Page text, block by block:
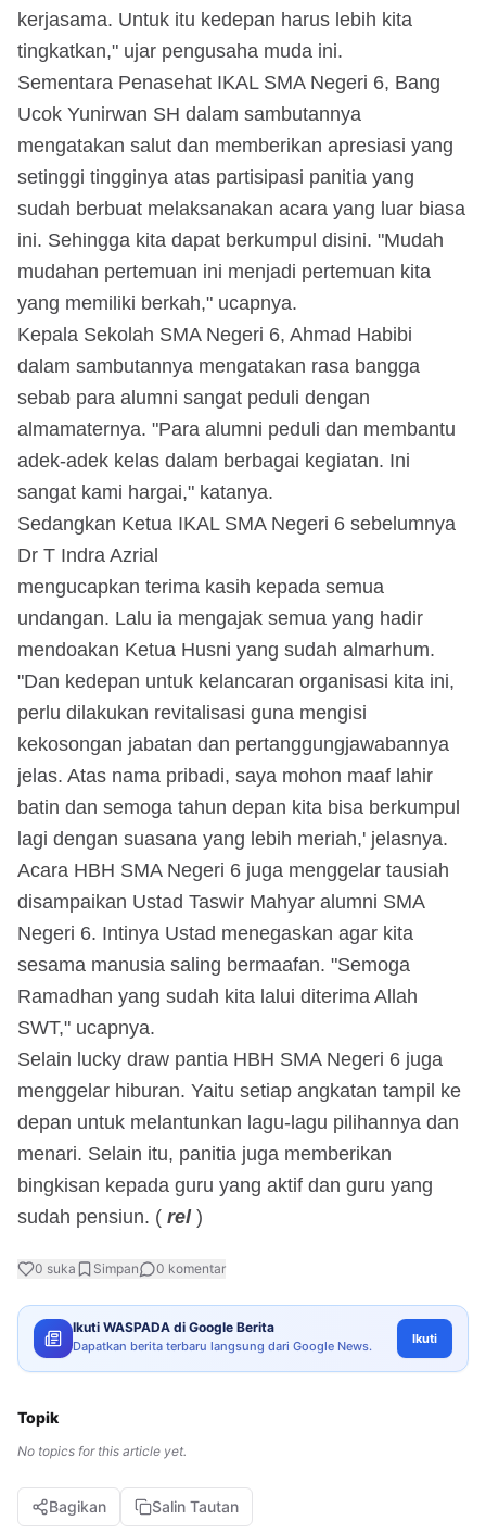
kerjasama. Untuk itu kedepan harus lebih kita
tingkatkan," ujar pengusaha muda ini.
Sementara Penasehat IKAL SMA Negeri 6, Bang
Ucok Yunirwan SH dalam sambutannya
mengatakan salut dan memberikan apresiasi yang
setinggi tingginya atas partisipasi panitia yang
sudah berbuat melaksanakan acara yang luar biasa
ini. Sehingga kita dapat berkumpul disini. "Mudah
mudahan pertemuan ini menjadi pertemuan kita
yang memiliki berkah," ucapnya.
Kepala Sekolah SMA Negeri 6, Ahmad Habibi
dalam sambutannya mengatakan rasa bangga
sebab para alumni sangat peduli dengan
almamaternya. "Para alumni peduli dan membantu
adek-adek kelas dalam berbagai kegiatan. Ini
sangat kami hargai," katanya.
Sedangkan Ketua IKAL SMA Negeri 6 sebelumnya
Dr T Indra Azrial
mengucapkan terima kasih kepada semua
undangan. Lalu ia mengajak semua yang hadir
mendoakan Ketua Husni yang sudah almarhum.
"Dan kedepan untuk kelancaran organisasi kita ini,
perlu dilakukan revitalisasi guna mengisi
kekosongan jabatan dan pertanggungjawabannya
jelas. Atas nama pribadi, saya mohon maaf lahir
batin dan semoga tahun depan kita bisa berkumpul
lagi dengan suasana yang lebih meriah,' jelasnya.
Acara HBH SMA Negeri 6 juga menggelar tausiah
disampaikan Ustad Taswir Mahyar alumni SMA
Negeri 6. Intinya Ustad menegaskan agar kita
sesama manusia saling bermaafan. "Semoga
Ramadhan yang sudah kita lalui diterima Allah
SWT," ucapnya.
Selain lucky draw pantia HBH SMA Negeri 6 juga
menggelar hiburan. Yaitu setiap angkatan tampil ke
depan untuk melantunkan lagu-lagu pilihannya dan
menari. Selain itu, panitia juga memberikan
bingkisan kepada guru yang aktif dan guru yang
sudah pensiun. ( rel)
0 suka Simpan 0 komentar
Ikuti WASPADA di Google Berita
Dapatkan berita terbaru langsung dari Google News. Ikuti
Topik
No topics for this article yet.
Bagikan Salin Tautan